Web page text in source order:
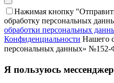
Нажимая кнопку
обработку персональных
обработки персональных
Конфиденциальности Нашего
персональных данных»
Я пользуюсь